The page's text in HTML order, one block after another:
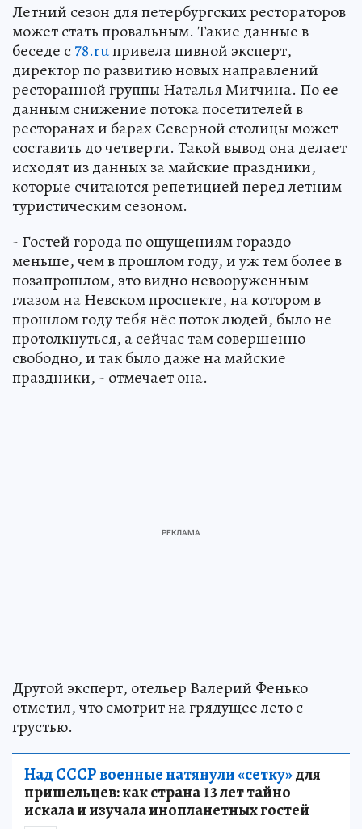
Летний сезон для петербургских рестораторов
может стать провальным. Такие данные в
беседе с78.ruпривела пивной эксперт,
директор по развитию новых направлений
ресторанной группы Наталья Митчина. По ее
данным снижение потока посетителей в
ресторанах и барах Северной столицы может
составить до четверти. Такой вывод она делает
исходят из данных за майские праздники,
которые считаются репетицией перед летним
туристическим сезоном.
- Гостей города по ощущениям гораздо
меньше, чем в прошлом году, и уж тем более в
позапрошлом, это видно невооруженным
глазом на Невском проспекте, на котором в
прошлом году тебя нёс поток людей, было не
протолкнуться, а сейчас там совершенно
свободно, и так было даже на майские
праздники, - отмечает она.
Другой эксперт, отельер Валерий Фенько
отметил, что смотрит на грядущее лето с
грустью.
Над СССР военные натянули «сетку»для
пришельцев: как страна 13 лет тайно
искала и изучала инопланетных гостей